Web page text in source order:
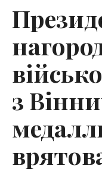
з